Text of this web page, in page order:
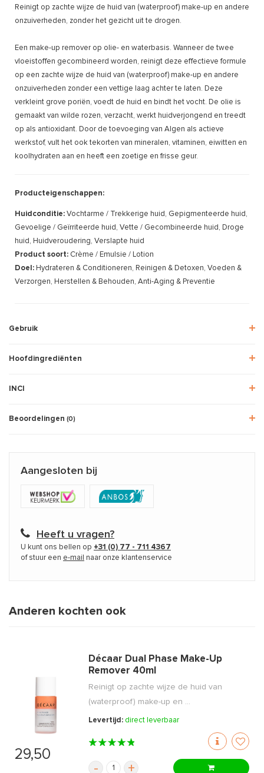
Reinigt op zachte wijze de huid van (waterproof) make-up en andere
onzuiverheden, zonder het gezicht uit te drogen.
Een make-up remover op olie- en waterbasis. Wanneer de twee
vloeistoffen gecombineerd worden, reinigt deze effectieve formule
op een zachte wijze de huid van (waterproof) make-up en andere
onzuiverheden zonder een vettige laag achter te laten. Deze
verkleint grove poriën, voedt de huid en bindt het vocht. De olie is
gemaakt van wilde rozen, verzacht, werkt huidverjongend en treedt
op als antioxidant. Door de toevoeging van Algen als actieve
werkstof, vult het ook tekorten van mineralen, vitaminen, eiwitten en
koolhydraten aan en heeft een zoetige en frisse geur.
Producteigenschappen:
Huidconditie: Vochtarme / Trekkerige huid, Gepigmenteerde huid,
Gevoelige / Geïrriteerde huid, Vette / Gecombineerde huid, Droge
huid, Huidveroudering, Verslapte huid
Product soort: Crème / Emulsie / Lotion
Doel: Hydrateren & Conditioneren, Reinigen & Detoxen, Voeden &
Verzorgen, Herstellen & Behouden, Anti-Aging & Preventie
Gebruik
Hoofdingrediënten
INCI
Beoordelingen (0)
Aangesloten bij
Heeft u vragen?
U kunt ons bellen op +31 (0) 77 - 711 4367
of stuur een e-mail naar onze klantenservice
Anderen kochten ook
29,50
Décaar Dual Phase Make-Up
Remover 40ml
Reinigt op zachte wijze de huid van
(waterproof) make-up en ...
Levertijd: direct leverbaar
- +